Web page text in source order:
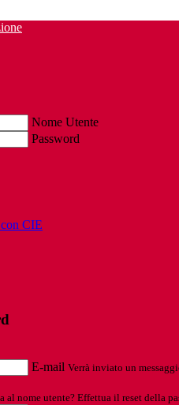
Nome Utente
Password
CIE
E-mail Verrà inviato un
al nome utente? Effettua il reset della